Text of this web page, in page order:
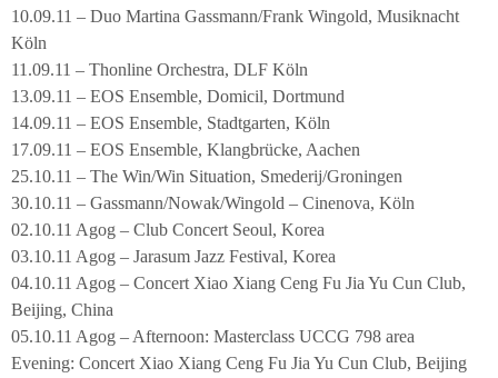
10.09.11 – Duo Martina Gassmann/Frank Wingold, Musiknacht
Köln
11.09.11 – Thonline Orchestra, DLF Köln
13.09.11 – EOS Ensemble, Domicil, Dortmund
14.09.11 – EOS Ensemble, Stadtgarten, Köln
17.09.11 – EOS Ensemble, Klangbrücke, Aachen
25.10.11 – The Win/Win Situation, Smederij/Groningen
30.10.11 – Gassmann/Nowak/Wingold – Cinenova, Köln
02.10.11 Agog – Club Concert Seoul, Korea
03.10.11 Agog – Jarasum Jazz Festival, Korea
04.10.11 Agog – Concert Xiao Xiang Ceng Fu Jia Yu Cun Club,
Beijing, China
05.10.11 Agog – Afternoon: Masterclass UCCG 798 area
Evening: Concert Xiao Xiang Ceng Fu Jia Yu Cun Club, Beijing